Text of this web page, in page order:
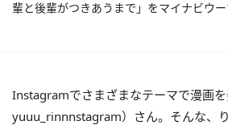
輩と後輩がつきあうまで」をマイナビウー
Instagramでさまざまなテーマで漫画
yuuu_rinnnstagram）さん。そんな、